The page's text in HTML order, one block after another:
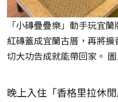
「小磚疊疊樂」動手玩宜
紅磚蓋成宜蘭古厝，再將
切大功告成就能帶回家。
晚上入住「香格里拉休